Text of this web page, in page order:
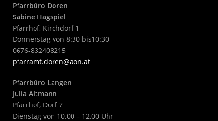
Pfarrbüro Doren
Sabine Hagspiel
Pfarrhof, Kirchdorf 1
Donnerstag von 8:30 bis10:30
0676-832408215
pfarramt.doren@aon.at
Pfarrbüro Langen
Julia Altmann
Pfarrhof, Dorf 7
Dienstag von 10.00 – 12.00 Uhr